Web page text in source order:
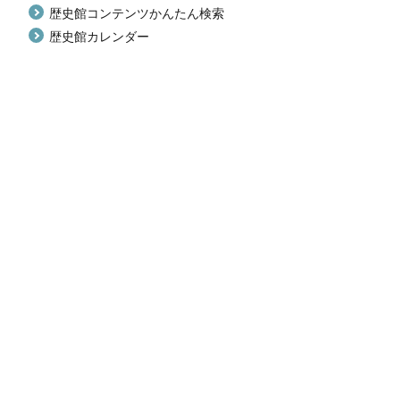
歴史館コンテンツかんたん検索
歴史館カレンダー